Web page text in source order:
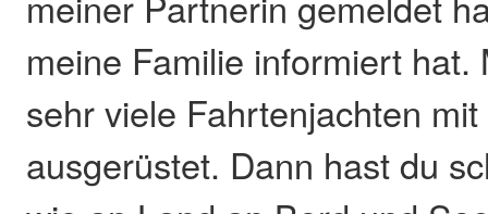
meine Familie informiert hat.
sehr viele Fahrtenjachten
ausgerüstet. Dann hast du